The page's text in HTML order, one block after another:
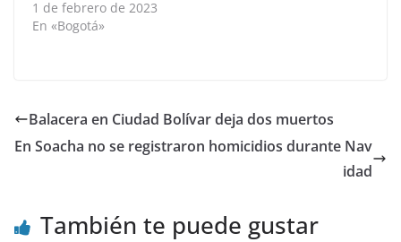
1 de febrero de 2023
En «Bogotá»
Balacera en Ciudad Bolívar deja dos muertos
En Soacha no se registraron homicidios durante Nav
idad
También te puede gustar